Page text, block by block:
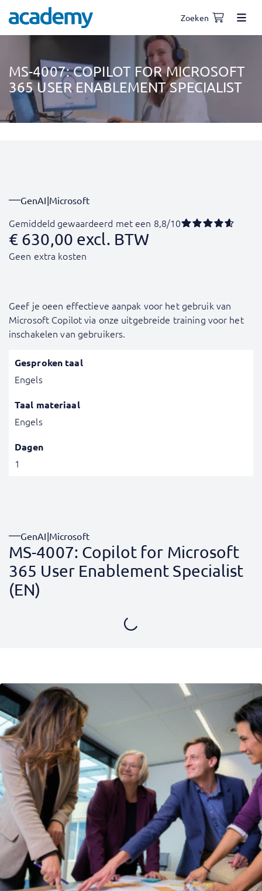
Zoeken
MS-4007: COPILOT FOR MICROSOFT
365 USER ENABLEMENT SPECIALIST
GenAI|Microsoft
Gemiddeld gewaardeerd met een 8,8/10
€ 630,00 excl. BTW
Geen extra kosten
Geef je oeen effectieve aanpak voor het gebruik van
Microsoft Copilot via onze uitgebreide training voor het
inschakelen van gebruikers.
Gesproken taal
Engels
Taal materiaal
Engels
Dagen
1
GenAI|Microsoft
MS-4007: Copilot for Microsoft
365 User Enablement Specialist
(EN)